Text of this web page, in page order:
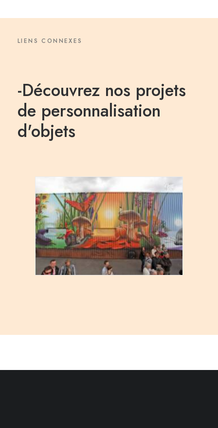
LIENS CONNEXES
-Découvrez nos projets
de personnalisation
d'objets
Décoration,Professionnel, Extérieure